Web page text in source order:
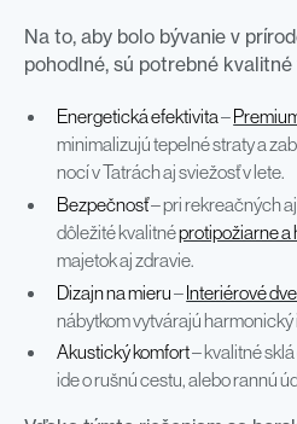
Na to, aby bolo bývanie v
pohodlné, sú potrebné
Energetická efektivita–
minimalizujú tepelné straty a
nocí v Tatrách aj sviežosť v lete.
Bezpečnosť– pri rekreačných
dôležité kvalitnéprotipožiarne a
majetok aj zdravie.
Dizajn na mieru– Interiérové
nábytkom vytvárajú
Akustický komfort– kvalitné
ide o rušnú cestu, alebo rannú